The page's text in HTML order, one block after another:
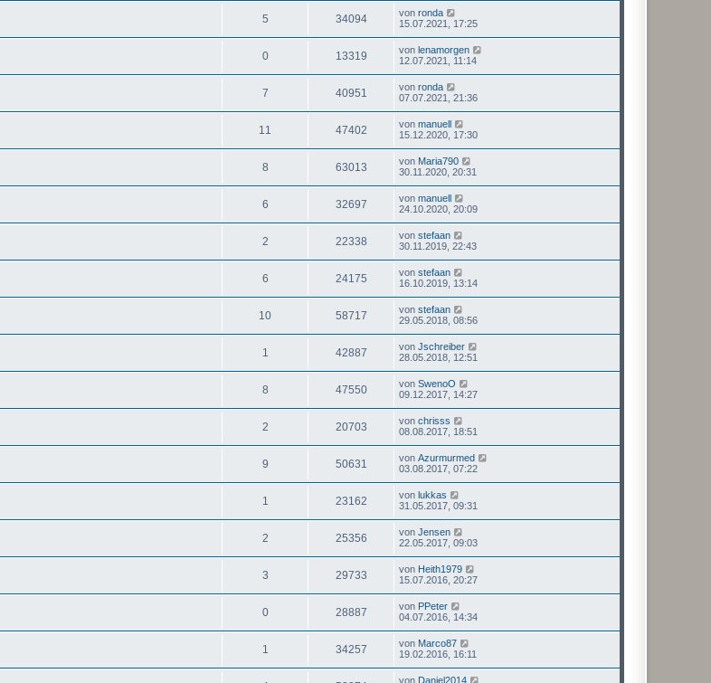
5 34094 von ronda
15.07.2021, 17:25
0 13319 von lenamorgen
12.07.2021, 11:14
7 40951 von ronda
07.07.2021, 21:36
11 47402 von manuell
15.12.2020, 17:30
8 63013 von Maria790
30.11.2020, 20:31
6 32697 von manuell
24.10.2020, 20:09
2 22338 von stefaan
30.11.2019, 22:43
6 24175 von stefaan
16.10.2019, 13:14
10 58717 von stefaan
29.05.2018, 08:56
1 42887 von Jschreiber
28.05.2018, 12:51
8 47550 von SwenoO
09.12.2017, 14:27
2 20703 von chrisss
08.08.2017, 18:51
9 50631 von Azurmurmed
03.08.2017, 07:22
1 23162 von lukkas
31.05.2017, 09:31
2 25356 von Jensen
22.05.2017, 09:03
3 29733 von Heith1979
15.07.2016, 20:27
0 28887 von PPeter
04.07.2016, 14:34
1 34257 von Marco87
19.02.2016, 16:11
von Daniel2014